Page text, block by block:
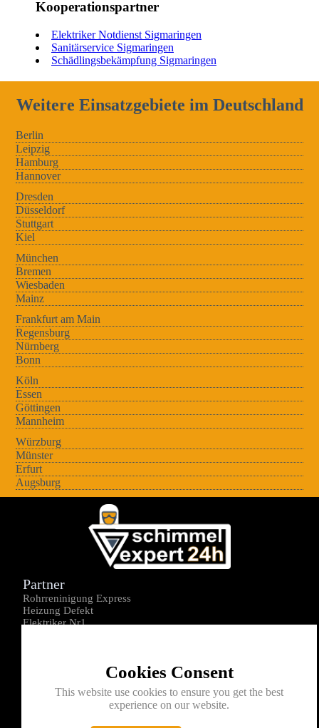
Kooperationspartner
Elektriker Notdienst Sigmaringen
Sanitärservice Sigmaringen
Schädlingsbekämpfung Sigmaringen
Weitere Einsatzgebiete im Deutschland
Berlin
Leipzig
Hamburg
Hannover
Dresden
Düsseldorf
Stuttgart
Kiel
München
Bremen
Wiesbaden
Mainz
Frankfurt am Main
Regensburg
Nürnberg
Bonn
Köln
Essen
Göttingen
Mannheim
Würzburg
Münster
Erfurt
Augsburg
Cookies Consent
This website use cookies to ensure you get the best
experience on our website.
Partner
Rohrreninigung Express
Heizung Defekt
Elektriker Nr1
Kontakt